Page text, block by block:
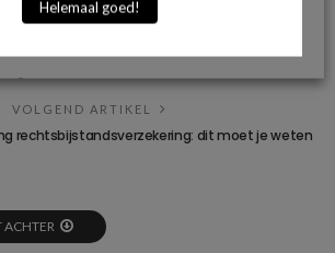
VORIG ARTIKEL
mogen niet langer worden opgesloten in
VOLGEND ARTIKEL
rechtsbijstandsverzekering: dit moet je weten
ACHTER
Helemaal goed!